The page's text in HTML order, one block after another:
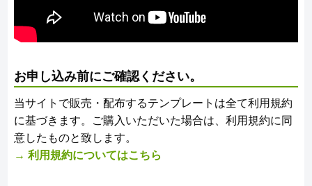
お申し込み前にご確認ください。
当サイトで販売・配布するテンプレートは全て利用規約
に基づきます。ご購入いただいた場合は、利用規約に同
意したものと致します。
→ 利用規約についてはこちら